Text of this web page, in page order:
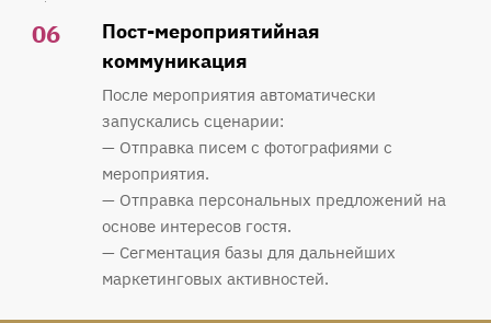
06
Пост-мероприятийная
коммуникация
После мероприятия автоматически
запускались сценарии:
— Отправка писем с фотографиями с
мероприятия.
— Отправка персональных предложений на
основе интересов гостя.
— Сегментация базы для дальнейших
маркетинговых активностей.